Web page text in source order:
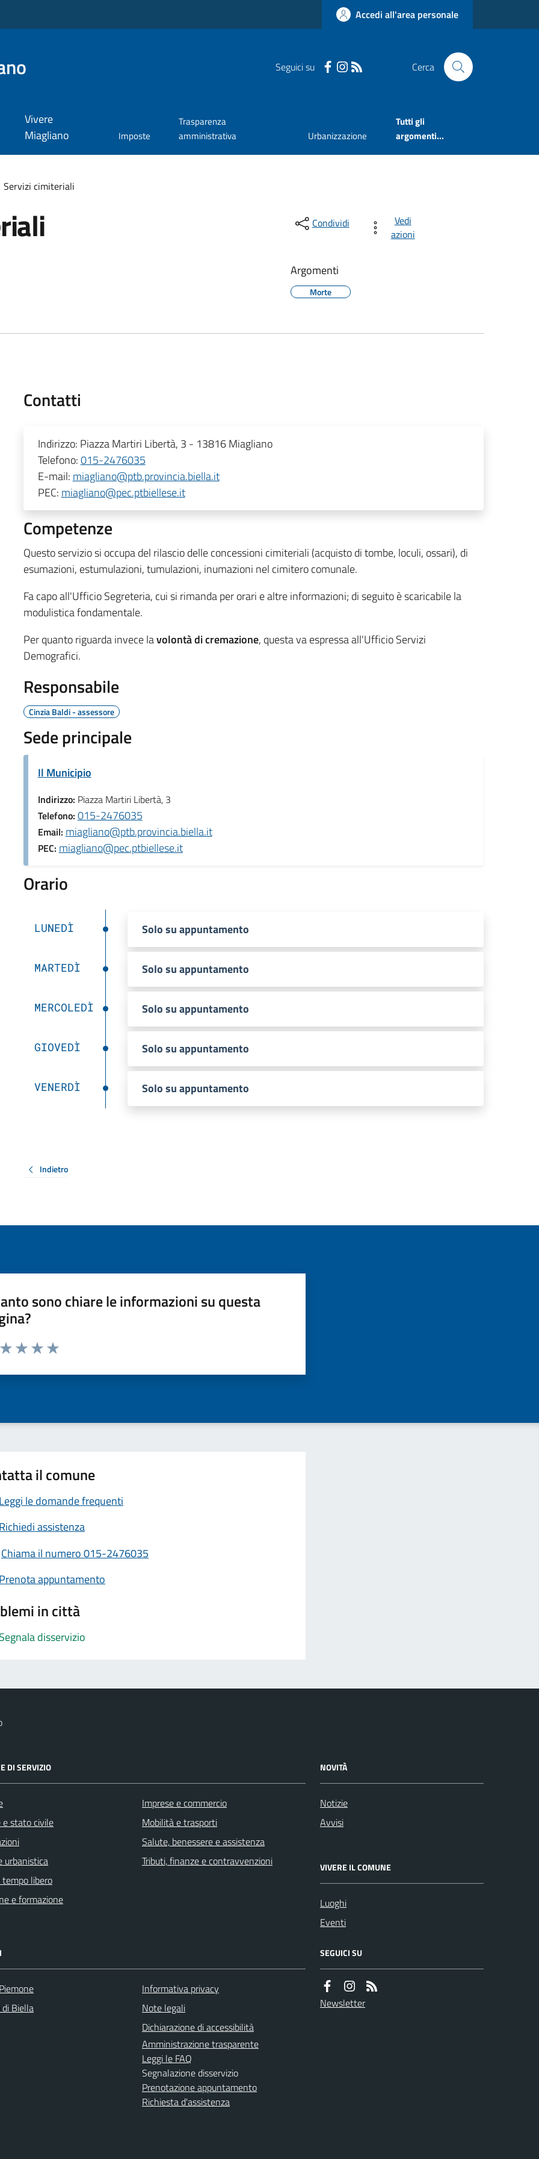
Accedi all'area personale
Seguici su Cerca
Vivere
Miagliano
Imposte
Trasparenza
amministrativa
Urbanizzazione
Tutti gli
argomenti...
Servizi cimiteriali
Condividi
Vedi
azioni
Argomenti
Morte
Contatti
Indirizzo: Piazza Martiri Libertà, 3 - 13816 Miagliano
Telefono:015-2476035
E-mail: miagliano@ptb.provincia.biella.it
PEC: miagliano@pec.ptbiellese.it
Competenze
Questo servizio si occupa del rilascio delle concessioni cimiteriali (acquisto di tombe, loculi, ossari), di
esumazioni, estumulazioni, tumulazioni, inumazioni nel cimitero comunale.
Fa capo all'Ufficio Segreteria, cui si rimanda per orari e altre informazioni; di seguito è scaricabile la
modulistica fondamentale.
Per quanto riguarda invece lavolontà di cremazione, questa va espressa all'Ufficio Servizi
Demografici.
Responsabile
Cinzia Baldi - assessore
Sede principale
Il Municipio
Indirizzo: Piazza Martiri Libertà, 3
Telefono: 015-2476035
Email: miagliano@ptb.provincia.biella.it
PEC: miagliano@pec.ptbiellese.it
Orario
LUNEDÌ Solo su appuntamento
MARTEDÌ Solo su appuntamento
MERCOLEDÌ Solo su appuntamento
GIOVEDÌ Solo su appuntamento
VENERDÌ Solo su appuntamento
Indietro
sono chiare le informazioni su questa
da 1 a 5 stelle la pagina
il comune
Leggi le domande frequenti
Richiedi assistenza
Chiama il numero 015-2476035
Prenota appuntamento
in città
Segnala disservizio
DI SERVIZIO
e stato civile
urbanistica
libero
e formazione
Imprese e commercio
Mobilità e trasporti
Salute, benessere e assistenza
Tributi, finanze e contravvenzioni
NOVITÀ
Notizie
Avvisi
VIVERE IL COMUNE
Luoghi
Eventi
Biella
Informativa privacy
Note legali
Dichiarazione di accessibilità
Amministrazione trasparente
Leggi le FAQ
Segnalazione disservizio
Prenotazione appuntamento
Richiesta d'assistenza
SEGUICI SU
Newsletter